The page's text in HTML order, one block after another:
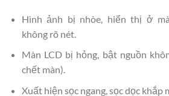
Hình ảnh bị nhòe, hiển thị ở
không rõ nét.
Màn LCD bị hỏng, bật nguồn
chết màn).
Xuất hiện sọc ngang, sọc dọc khắp